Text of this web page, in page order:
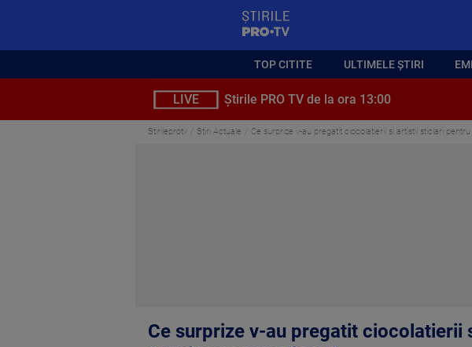
TOP CITITE ULTIMELE ȘTIRI
LIVE Știrile PRO TV de la ora 13:00
Stirileprotv Știri Actuale Ce surprize v-au pregatit ciocolatierii si artistii sticlari
Ce surprize v-au pregatit